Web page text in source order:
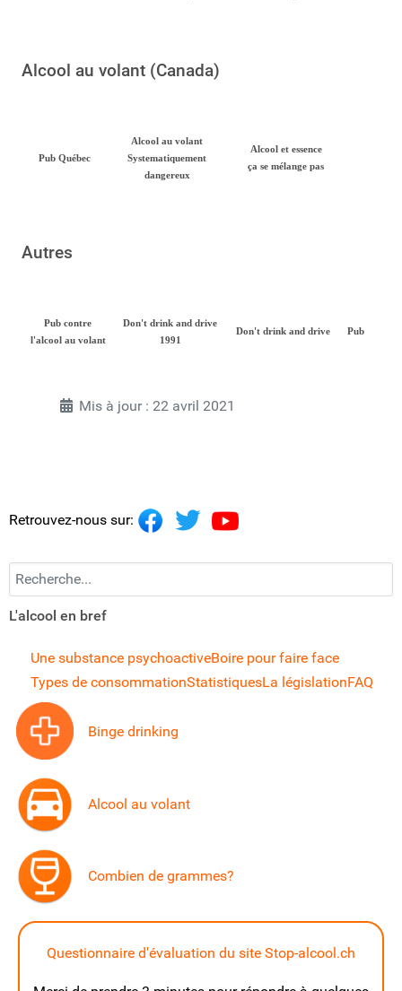
Alcool au volant (Canada)
Pub Québec
Alcool au volant
Systematiquement
dangereux
Alcool et essence
ça se mélange pas
Autres
Pub contre
l'alcool au volant
Don't drink and drive
1991
Don't drink and drive Pub
Mis à jour : 22 avril 2021
Retrouvez-nous sur:
Recherchez...
L'alcool en bref
Une substance psychoactiveBoire pour faire face
Types de consommationStatistiquesLa législationFAQ
Binge drinking
Alcool au volant
Combien de grammes?
Questionnaire d'évaluation du site Stop-alcool.ch